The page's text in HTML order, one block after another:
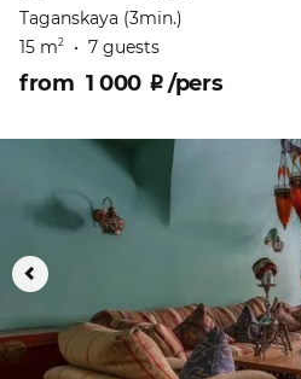
Taganskaya (3min.)
15 m2 • 7 guests
from 1 000 ₽/pers